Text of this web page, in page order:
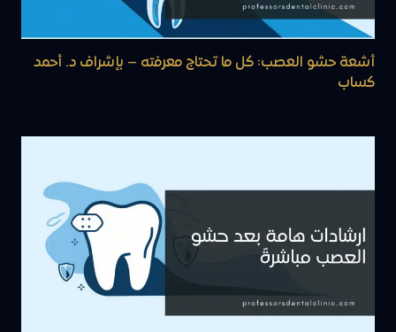
أشعة حشو العصب: كل ما تحتاج معرفته – بإشراف د. أحمد
كساب